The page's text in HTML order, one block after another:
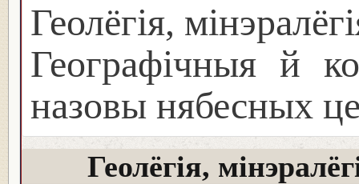
Геолёгія,
Географічныя й
назовы нябесных
Геолёгія,